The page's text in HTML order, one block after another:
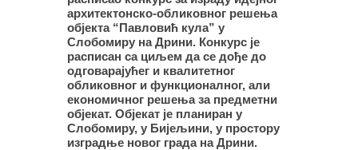
архитектонско-обликовног решења
објекта “Павловић кула” у
Слобомиру на Дрини. Конкурс је
расписан са циљем да се дође до
одговарајућег и квалитетног
обликовног и функционалног, али
економичног решења за предметни
објекат. Објекат је планиран у
Слобомиру, у Бијељини, у простору
изградње новог града на Дрини.